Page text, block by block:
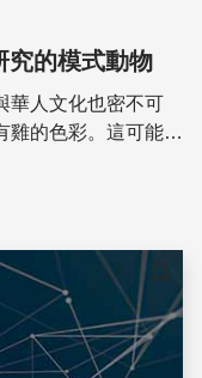
究的模式動物
華人文化也密不可
雞的色彩。這可能與
科學研究與生物技
儲存